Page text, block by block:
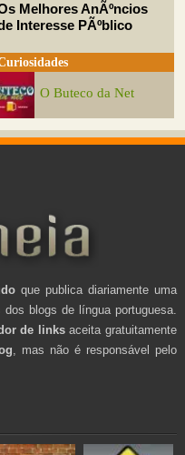
Melhores AnÃºncios
Interesse PÃºblico
O Buteco da Net
que publica diariamente uma
blogs de língua portuguesa.
de linksaceita gratuitamente
, mas não é responsável pelo